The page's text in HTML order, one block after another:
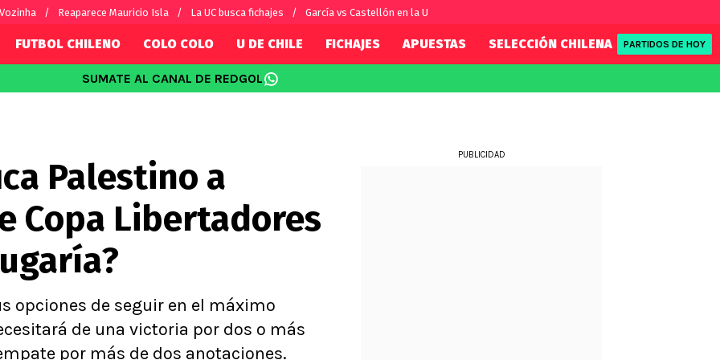
Reaparece Mauricio Isla La UC busca fichajes García vs Castellón en la U
por el mundo
Fútbol Argentino
Fútbol Brasileño
Premier League
Serie A
FUTBOL CHILENO COLO COLO U DE CHILE FICHAJES APUESTAS SELECCIÓN CHILENA REDSPORT
PARTIDOS DE HOY
SUMATE AL CANAL DE REDGOL
Palestino a
Copa Libertadores
opciones de seguir en el máximo
de una victoria por dos o más
por más de dos anotaciones.
PUBLICIDAD